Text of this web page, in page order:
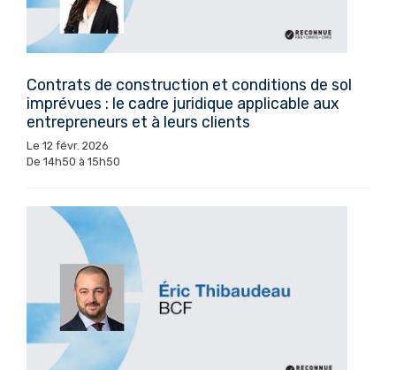
Contrats de construction et conditions de sol
imprévues : le cadre juridique applicable aux
entrepreneurs et à leurs clients
Le 12 févr. 2026
De 14h50 à 15h50